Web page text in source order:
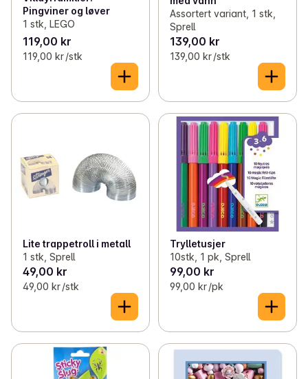
Pingviner og løver
1 stk, LEGO
119,00 kr
119,00 kr /stk
Assortert variant, 1 stk,
Sprell
139,00 kr
139,00 kr /stk
Lite trappetroll i metall
1 stk, Sprell
49,00 kr
49,00 kr /stk
Trylletusjer
10stk, 1 pk, Sprell
99,00 kr
99,00 kr /pk